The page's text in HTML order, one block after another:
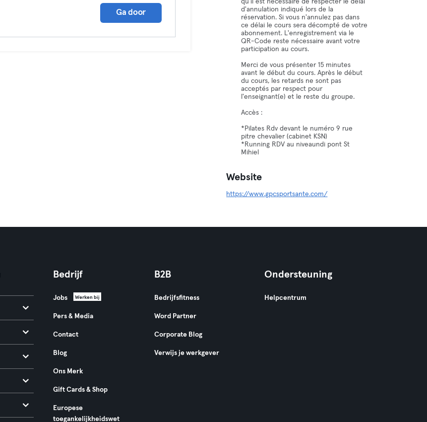
Ga door
qu'il est nécessaire de respecter le délai
d'annulation indiqué lors de la
réservation. Si vous n'annulez pas dans
ce délai le cours sera décompté de votre
abonnement. L'enregistrement via le
QR-Code reste nécessaire avant votre
participation au cours.
Merci de vous présenter 15 minutes
avant le début du cours. Après le début
du cours, les retards ne sont pas
acceptés par respect pour
l'enseignant(e) et le reste du groupe.
Accès :
*Pilates Rdv devant le numéro 9 rue
pitre chevalier (cabinet KSN)
*Running RDV au niveaundi pont St
Mihiel
Website
https://www.gpcsportsante.com/
Bedrijf
Jobs Werken bij
Pers & Media
Contact
Blog
Ons Merk
Gift Cards & Shop
Europese
toegankelijkheidswet
B2B
Bedrijfsfitness
Word Partner
Corporate Blog
Verwijs je werkgever
Ondersteuning
Helpcentrum